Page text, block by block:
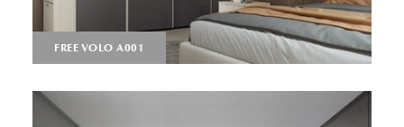
FREE VOLO A001